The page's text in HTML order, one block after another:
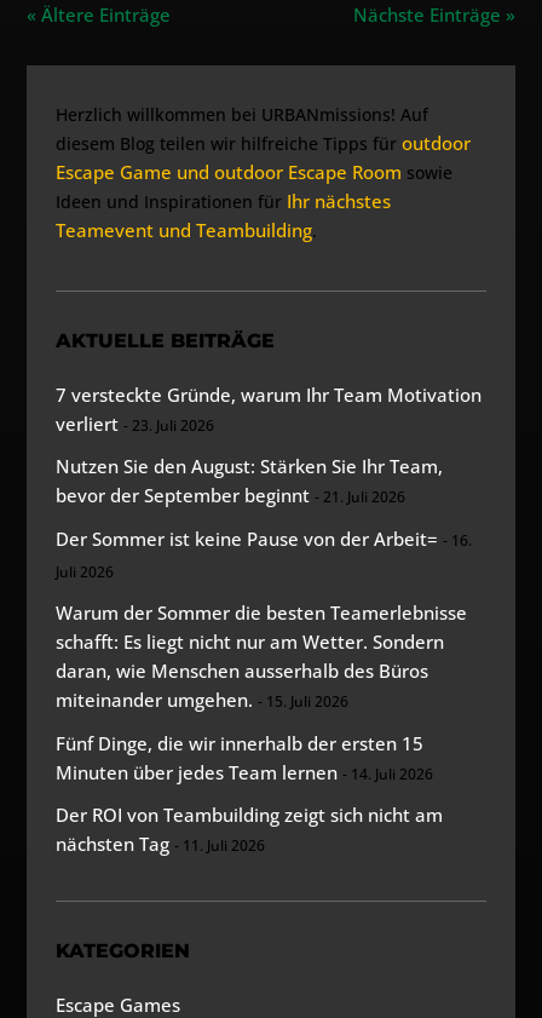
« Ältere Einträge Nächste Einträge »
Herzlich willkommen bei URBANmissions! Auf
diesem Blog teilen wir hilfreiche Tipps füroutdoor
Escape Game und outdoor Escape Room sowie
Ideen und Inspirationen für Ihr nächstes
Teamevent und Teambuilding.
AKTUELLE BEITRÄGE
7 versteckte Gründe, warum Ihr Team Motivation
verliert
23. Juli 2026
Nutzen Sie den August: Stärken Sie Ihr Team,
bevor der September beginnt
21. Juli 2026
Der Sommer ist keine Pause von der Arbeit=
16.
Juli 2026
Warum der Sommer die besten Teamerlebnisse
schafft: Es liegt nicht nur am Wetter. Sondern
daran, wie Menschen ausserhalb des Büros
miteinander umgehen.
15. Juli 2026
Fünf Dinge, die wir innerhalb der ersten 15
Minuten über jedes Team lernen
14. Juli 2026
Der ROI von Teambuilding zeigt sich nicht am
nächsten Tag
11. Juli 2026
KATEGORIEN
Escape Games